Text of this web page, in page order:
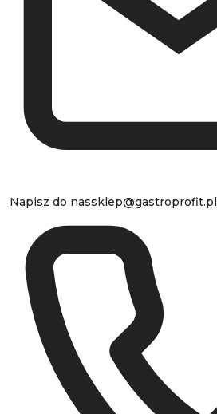
Napisz do nassklep@gastroprofit.pl